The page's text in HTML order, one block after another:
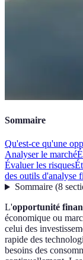
Sommaire
Qu'est-ce qu'une
Analyser le marché
Évaluer les risques
des outils d'analyse
Sommaire(8
L'opportunité
économique ou
celui des
rapide des
besoins des